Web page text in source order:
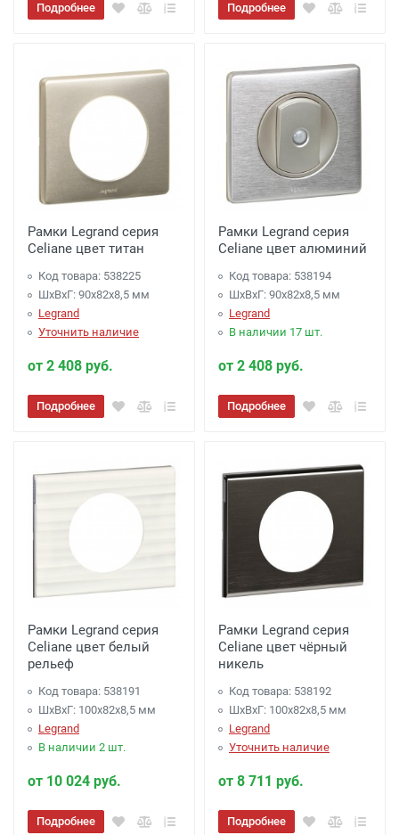
Подробнее Подробнее
Рамки Legrand серия
Celiane цвет титан
Код товара: 538225
ШхВхГ: 90x82x8,5 мм
Legrand
Уточнить наличие
от 2 408 руб.
Подробнее
Рамки Legrand серия
Celiane цвет алюминий
Код товара: 538194
ШхВхГ: 90x82x8,5 мм
Legrand
В наличии 17 шт.
от 2 408 руб.
Подробнее
Рамки Legrand серия
Celiane цвет белый
рельеф
Код товара: 538191
ШхВхГ: 100x82x8,5 мм
Legrand
В наличии 2 шт.
от 10 024 руб.
Подробнее
Рамки Legrand серия
Celiane цвет чёрный
никель
Код товара: 538192
ШхВхГ: 100x82x8,5 мм
Legrand
Уточнить наличие
от 8 711 руб.
Подробнее